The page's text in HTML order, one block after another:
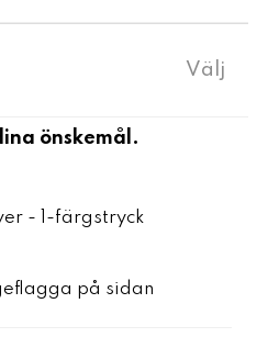
Välj
önskemål.
- 1-färgstryck
på sidan